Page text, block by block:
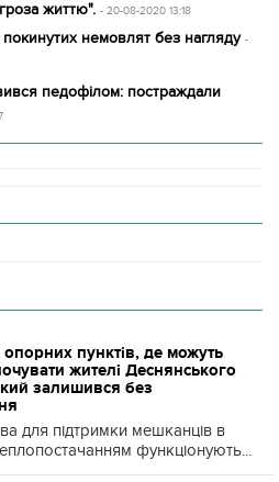
життю". - 20-08-2020 13:18
немовлят без нагляду -
педофілом: постраждали
пунктів, де можуть
жителі Деснянського
залишився без
для підтримки мешканців в
функціонують...